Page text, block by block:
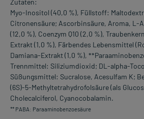
Myo-Inositol (40,0 %), Füllstoff:
Citronensäure; Ascorbinsäure, Aroma, L-
(12,0 %), Coenzym Q10 (2,0 %),
Extrakt (1,0 %), Färbendes Lebensmittel
Damiana-Extrakt (1,0 %),
Trennmittel: Siliziumdioxid; DL-alpha-
Süßungsmittel: Sucralose, Acesulfam K;
(6S)-5-Methyltetrahydrofolsäure (als
Cholecalciferol, Cyanocobalamin.
** PABA: Paraaminobenzoesäure